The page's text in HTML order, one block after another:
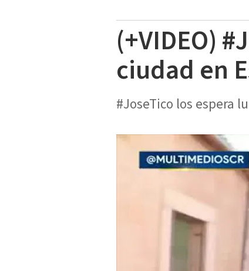
(+VIDEO)
ciudad en
#JoseTico los espera